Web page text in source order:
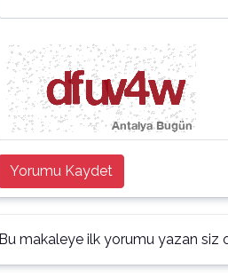
Yorumu Kaydet
Bu makaleye ilk yorumu yazan siz